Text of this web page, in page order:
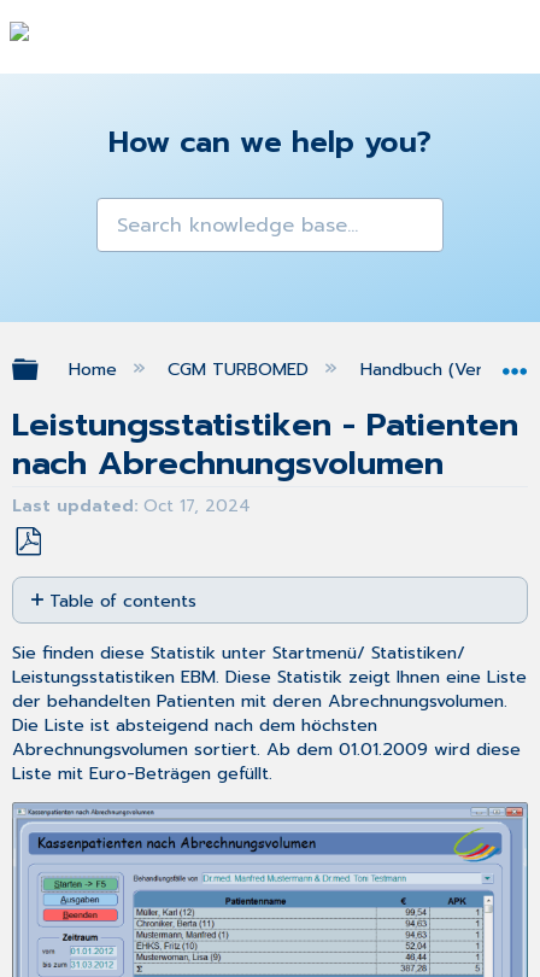
How can we help you?
Expand/collapse global hierarchy
Home CGM TURBOMED Handbuch (Version
Leistungsstatistiken - Patienten
nach Abrechnungsvolumen
Last updated Oct 17, 2024
Save
as
PDF
Table of contents
No
headers
Sie finden diese Statistik unterStartmenü/Statistiken/
Leistungsstatistiken EBM. Diese Statistik zeigt Ihnen eine Liste
der behandelten Patienten mit deren Abrechnungsvolumen.
Die Liste ist absteigend nach dem höchsten
Abrechnungsvolumen sortiert. Ab dem 01.01.2009 wird diese
Liste mit Euro-Beträgen gefüllt.